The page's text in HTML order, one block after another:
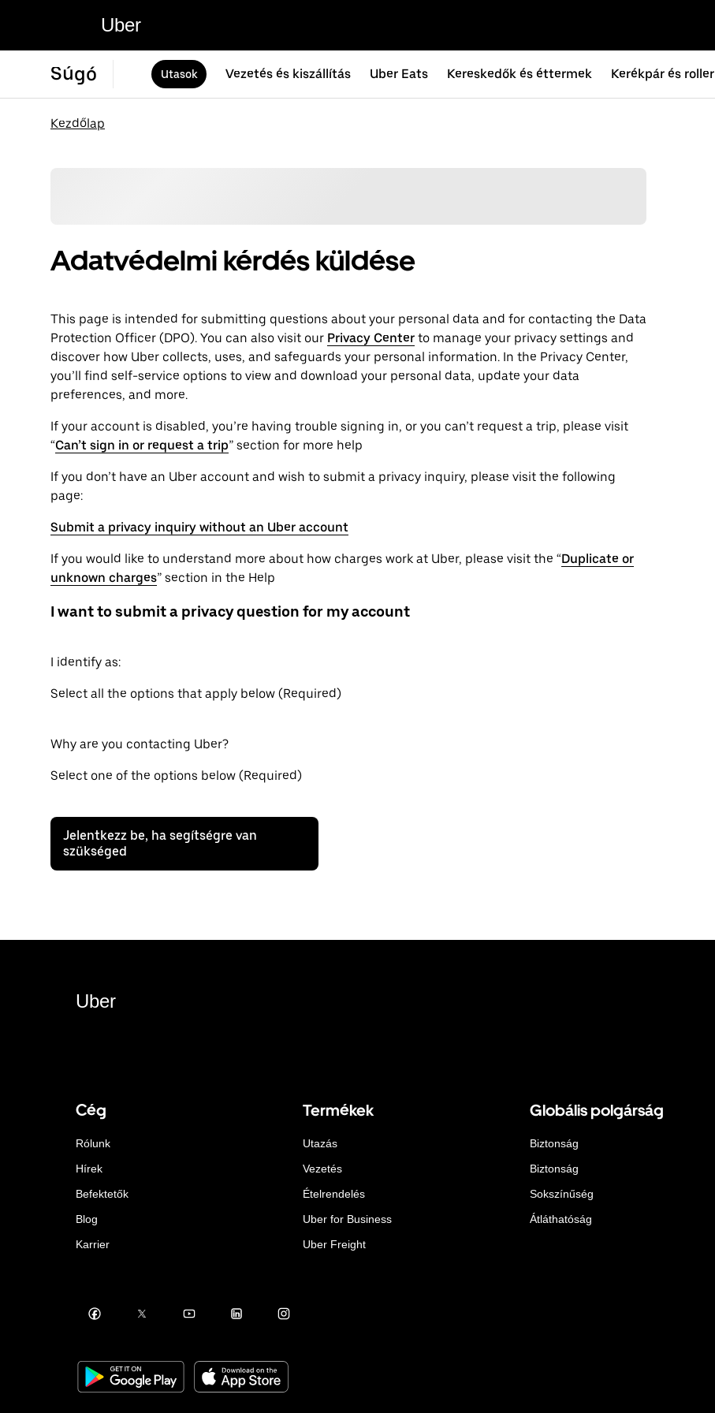
Uber
Súgó Utasok Vezetés és kiszállítás Uber Eats Kereskedők és éttermek Kerékpár és roller
Kezdőlap
Adatvédelmi kérdés küldése
This page is intended for submitting questions about your personal ‌data and for contacting the ‌Data
Protection Officer (​​DPO). You can also visit our Privacy Center to manage your privacy settings and
discover how Uber collects, uses, and safeguards your personal information. In the Privacy Center,
you’ll find self-service options to view and download your personal data, update your data
preferences, and more.
If your account is disabled, you’re having trouble signing in, or you can’t request a trip, please visit
“Can’t sign in or request a trip” section for more help
If you don’t have an Uber account and wish to submit a privacy inquiry, please visit the following
page:
Submit a privacy inquiry without an Uber account
If you would like to understand more about how charges work at Uber, please visit the “Duplicate or
unknown charges” section in the Help
I want to submit a privacy question for my account
I identify as:
Select all the options that apply below (Required)
Why are you contacting Uber?
Select one of the options below (Required)
Jelentkezz be, ha segítségre van
szükséged
Uber
Cég
Rólunk
Hírek
Befektetők
Blog
Karrier
Termékek
Utazás
Vezetés
Ételrendelés
Uber for Business
Uber Freight
Globális polgárság
Biztonság
Biztonság
Sokszínűség
Átláthatóság